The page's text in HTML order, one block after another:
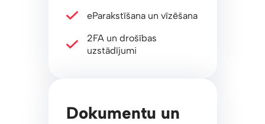
eParakstīšana un vīzēšana
2FA un drošības
uzstādījumi
Dokumentu un